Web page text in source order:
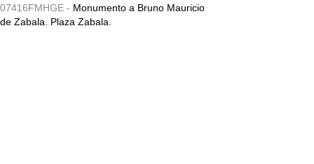
07416FMHGE - Monumento a Bruno Mauricio
de Zabala. Plaza Zabala.